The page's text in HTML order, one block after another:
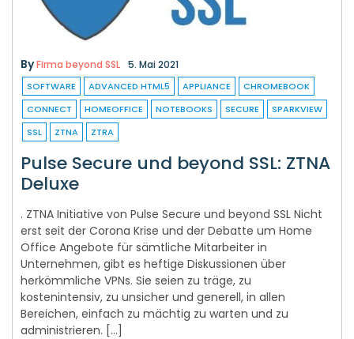
ByFirma beyond SSL 5. Mai 2021
SOFTWARE ADVANCED HTML5 APPLIANCE
CHROMEBOOK
CONNECT
HOMEOFFICE NOTEBOOKS SECURE
SPARKVIEW
SSL
ZTNA ZTRA
Pulse Secure und beyond SSL: ZTNA
Deluxe
. ZTNA Initiative von Pulse Secure und beyond SSL Nicht
erst seit der Corona Krise und der Debatte um Home
Office Angebote für sämtliche Mitarbeiter in
Unternehmen, gibt es heftige Diskussionen über
herkömmliche VPNs. Sie seien zu träge, zu
kostenintensiv, zu unsicher und generell, in allen
Bereichen, einfach zu mächtig zu warten und zu
administrieren. […]